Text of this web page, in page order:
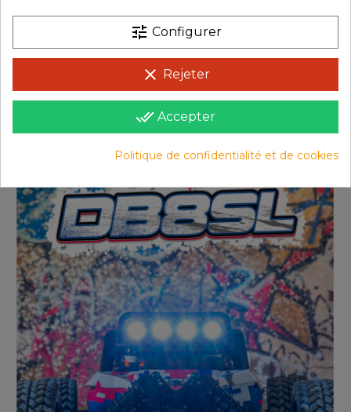
tune Configurer
clear Rejeter
done_all Accepter
Politique de confidentialité et de cookies